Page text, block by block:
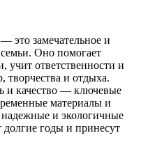
это замечательное и
семьи. Оно помогает
учит ответственности и
творчества и отдыха.
и качество — ключевые
материалы и
надежные и экологичные
годы и принесут